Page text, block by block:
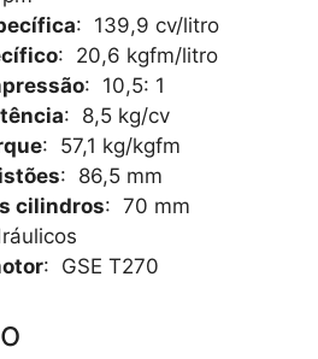
: 139,9 cv/litro
: 20,6 kgfm/litro
: 10,5: 1
: 8,5 kg/cv
: 57,1 kg/kgfm
: 86,5 mm
cilindros: 70 mm
: GSE T270